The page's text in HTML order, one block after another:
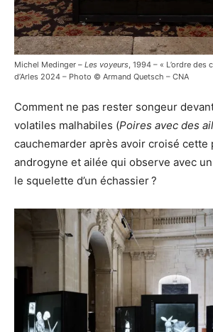
Michel Medinger – Les voyeurs , 1994 – « L’ordre
d’Arles 2024 – Photo © Armand Quetsch – CNA
Comment ne pas rester songeur
volatiles malhabiles (Poires avec des
cauchemarder après avoir croisé cette
androgyne et ailée qui observe avec
le squelette d’un échassier ?